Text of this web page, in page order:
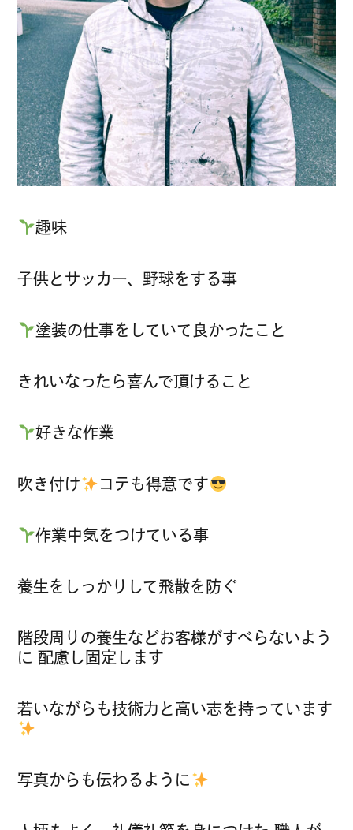
趣味
子供とサッカー、野球をする事
塗装の仕事をしていて良かったこと
きれいなったら喜んで頂けること
好きな作業
吹き付け コテも得意です
作業中気をつけている事
養生をしっかりして飛散を防ぐ
階段周りの養生などお客様がすべらないよう
に 配慮し固定します
若いながらも技術力と高い志を持っています
写真からも伝わるように